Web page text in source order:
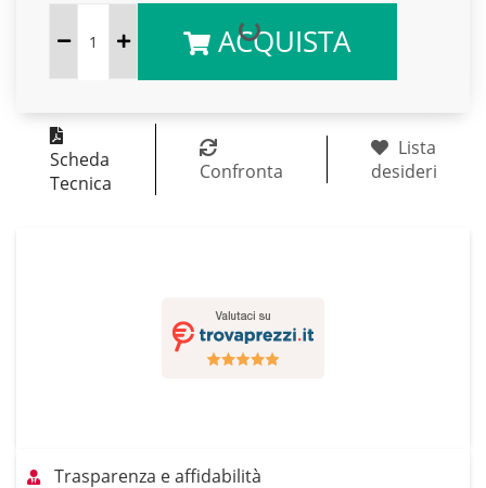
ACQUISTA
Scheda
Tecnica
Confronta
Lista
desideri
Trasparenza e affidabilità